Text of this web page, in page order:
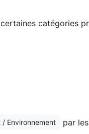
catégories
Environnement par